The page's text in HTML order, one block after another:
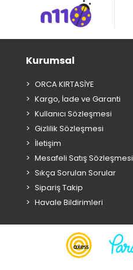
Kurumsal
ORCA KIRTASİYE
Kargo, İade ve Garanti
Kullanıcı Sözleşmesi
Gizlilik Sözleşmesi
İletişim
Mesafeli Satış Sözleşmesi
Sıkça Sorulan Sorular
Sipariş Takip
Havale Bildirimleri